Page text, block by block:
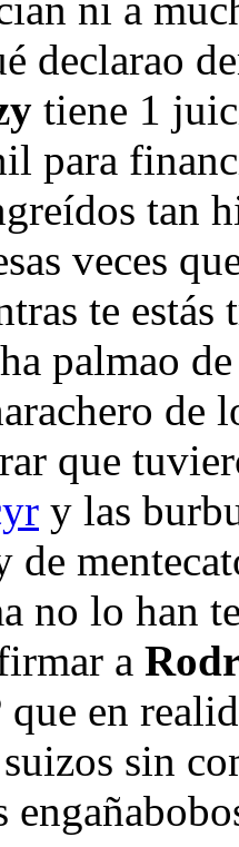
ni a
declarao
tiene 1
para
tan
veces
te
palmao
de
que
y las
no lo han
a
en
sin